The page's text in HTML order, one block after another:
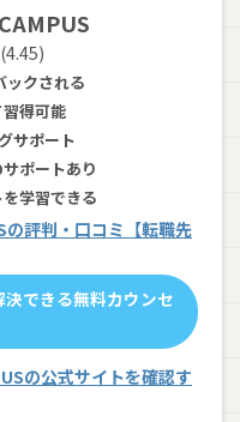
(4.45)
ックされる
得可能
サポート
ポートあり
学習できる
の評判・口コミ【転職先
できる無料カウンセ
の公式サイトを確認す